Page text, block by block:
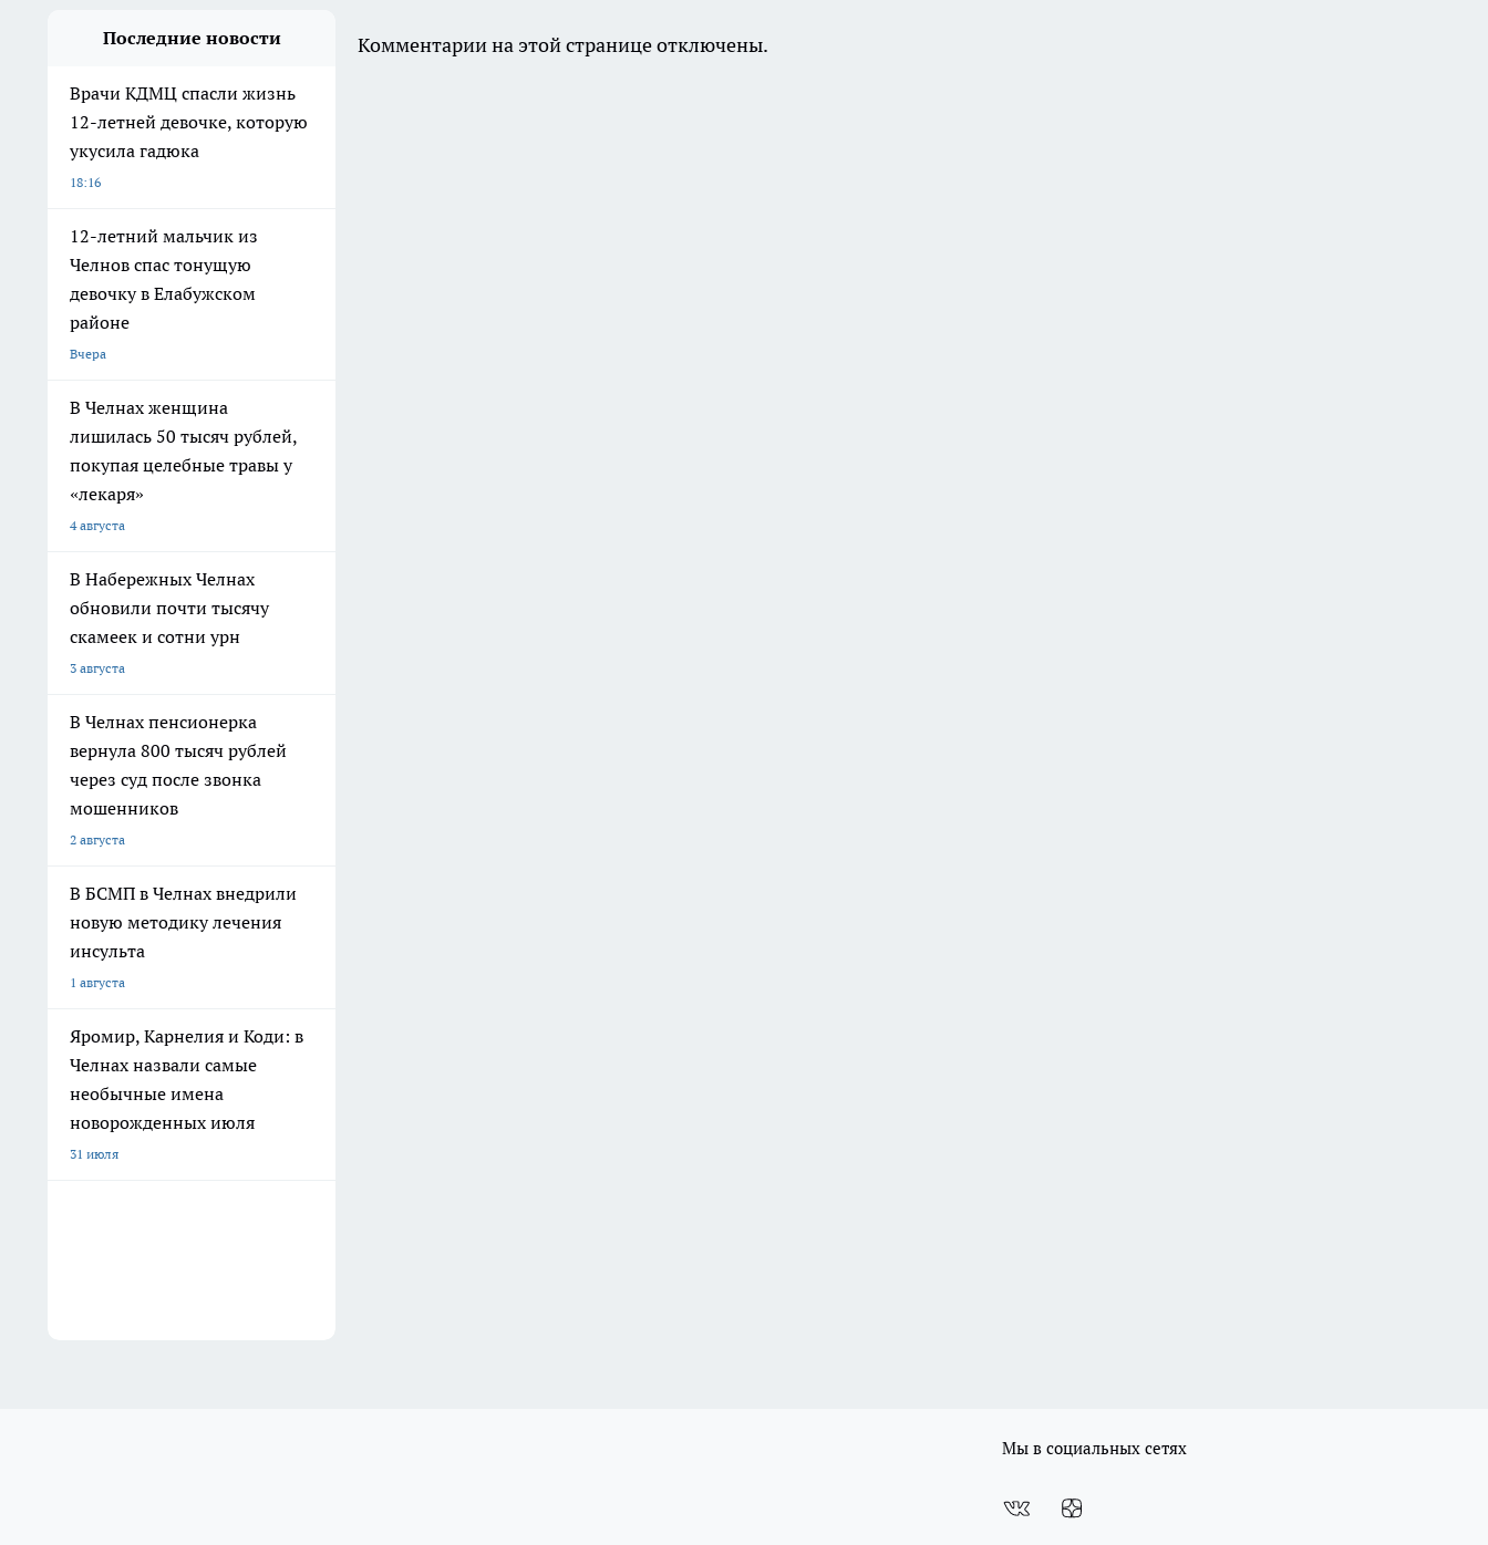
Последние новости
Врачи КДМЦ спасли жизнь
12-летней девочке, которую
укусила гадюка
18:16
12-летний мальчик из
Челнов спас тонущую
девочку в Елабужском
районе
Вчера
В Челнах женщина
лишилась 50 тысяч рублей,
покупая целебные травы у
«лекаря»
4 августа
В Набережных Челнах
обновили почти тысячу
скамеек и сотни урн
3 августа
В Челнах пенсионерка
вернула 800 тысяч рублей
через суд после звонка
мошенников
2 августа
В БСМП в Челнах внедрили
новую методику лечения
инсульта
1 августа
Яромир, Карнелия и Коди: в
Челнах назвали самые
необычные имена
новорожденных июля
31 июля
Комментарии на этой странице отключены.
Мы в социальных сетях